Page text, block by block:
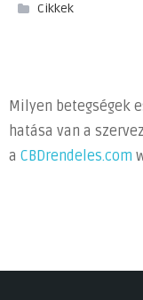
Cikkek
Milyen betegségek
hatása van a
a CBDrendeles.com